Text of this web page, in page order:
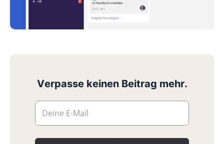
Verpasse keinen Beitrag mehr.
Deine E-Mail